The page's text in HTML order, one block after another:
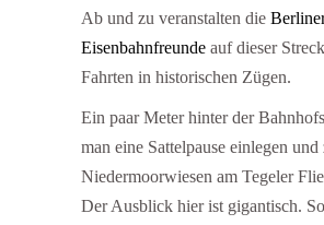
Ab und zu veranstalten die
Eisenbahnfreunde auf dieser
Fahrten in historischen Zügen.
Ein paar Meter hinter der
man eine Sattelpause einlegen und
Niedermoorwiesen am Tegeler
Der Ausblick hier ist gigantisch.